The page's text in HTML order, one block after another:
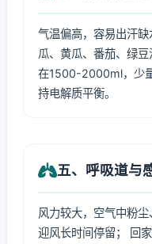
气温偏高，容易出汗
瓜、黄瓜、番茄、绿
在1500-2000ml，少
持电解质平衡。
五、呼吸道与
风力较大，空气中粉
迎风长时间停留； 回